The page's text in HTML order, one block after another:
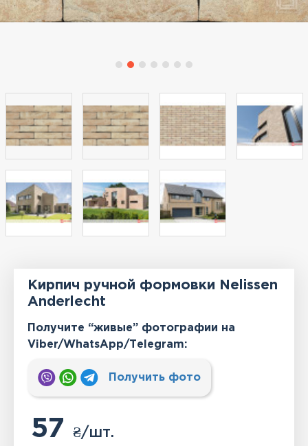
Кирпич ручной формовки Nelissen
Anderlecht
Получите “живые” фотографии на
Viber/WhatsApp/Тelegram:
Получить фото
57₴/шт.